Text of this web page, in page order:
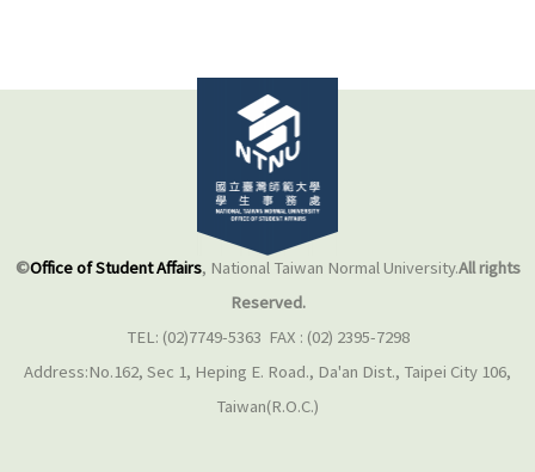
麼
別
©Office of Student Affairs, National Taiwan Normal University.All rights
Reserved.
TEL: (02)7749-5363 FAX : (02) 2395-7298
Address:No.162, Sec 1, Heping E. Road., Da'an Dist., Taipei City 106,
Taiwan(R.O.C.)